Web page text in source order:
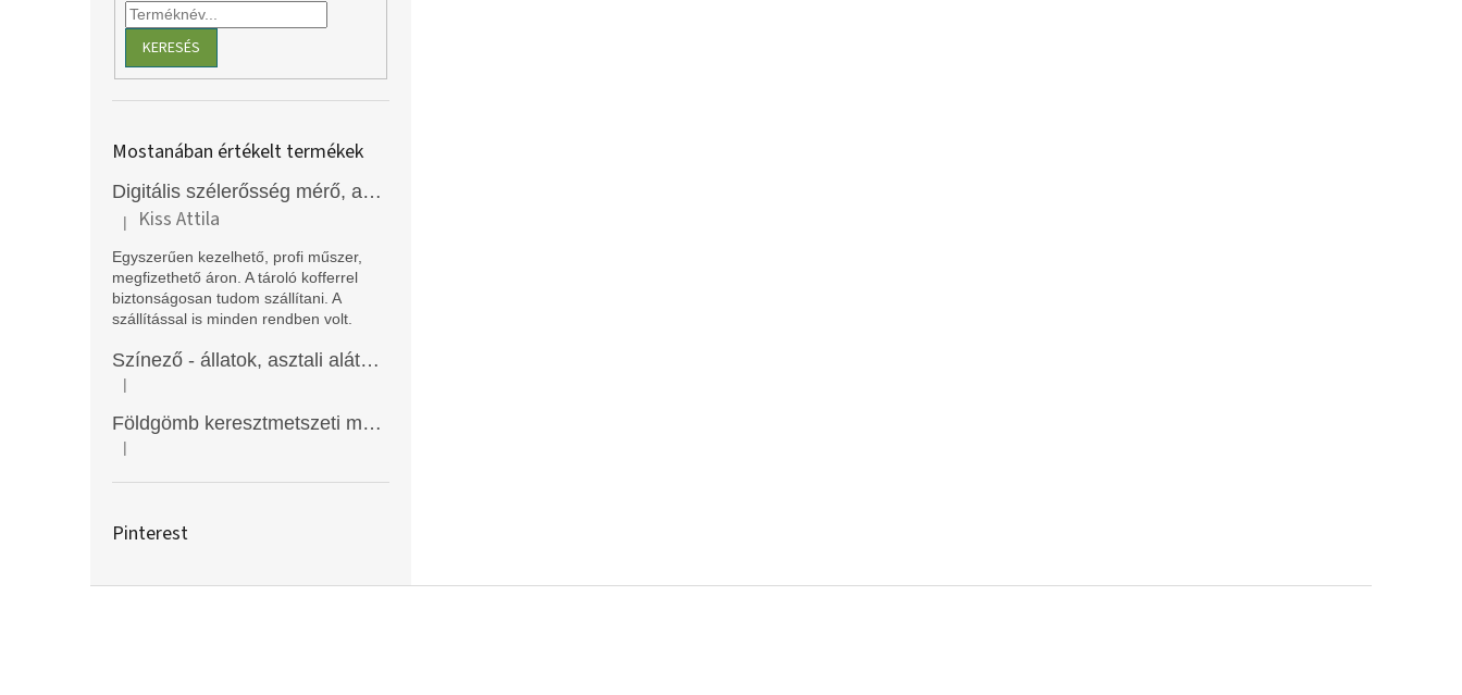
KERESÉS
Mostanában értékelt termékek
Digitális szélerősség mérő, anemométer, EM2250
A termék értékelése 5-ből 5 csillag.
| Kiss Attila
Egyszerűen kezelhető, profi műszer,
megfizethető áron. A tároló kofferrel
biztonságosan tudom szállítani. A
szállítással is minden rendben volt.
Színező - állatok, asztali alátét, Funny Mat
A termék értékelése 5-ből 5 csillag.
|
Földgömb keresztmetszeti modell
A termék értékelése 5-ből 5 csillag.
|
Pinterest